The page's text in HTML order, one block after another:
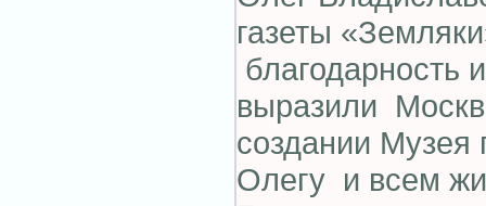
газеты
благодарность
выразили
создании Музея
Олегу и всем